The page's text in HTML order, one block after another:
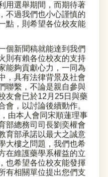
用選舉期間，而期待著
不過我們也小心謹慎的
點，則希望各位校友能
個新聞稿就能達到我們
則有賴各位校友的支持
能夠貢獻心力，一同為
，具有法律背景及社會
聯繫，不論是親自參與
友會已於12 月 25日 與藥
會，以討論後續動作。
，由本人會同宋順蓮理事
部總務司司長劉奕權會
育部承諾以最大之誠意
大樓之問題，我們也希
在維護藥學系權益的立
也希望各位校友能發揮
有相關單位提出您們支